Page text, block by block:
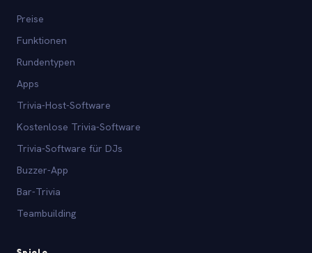
Preise
Funktionen
Rundentypen
Apps
Trivia-Host-Software
Kostenlose Trivia-Software
Trivia-Software für DJs
Buzzer-App
Bar-Trivia
Teambuilding